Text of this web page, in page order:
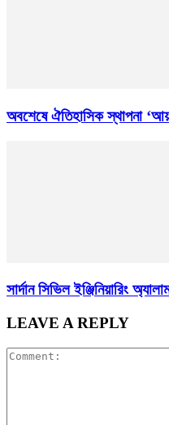
অবশেষে ঐতিহাসিক স্থাপনা
সার্দান সিভিল ইঞ্জিনিয়ারিং
LEAVE A REPLY